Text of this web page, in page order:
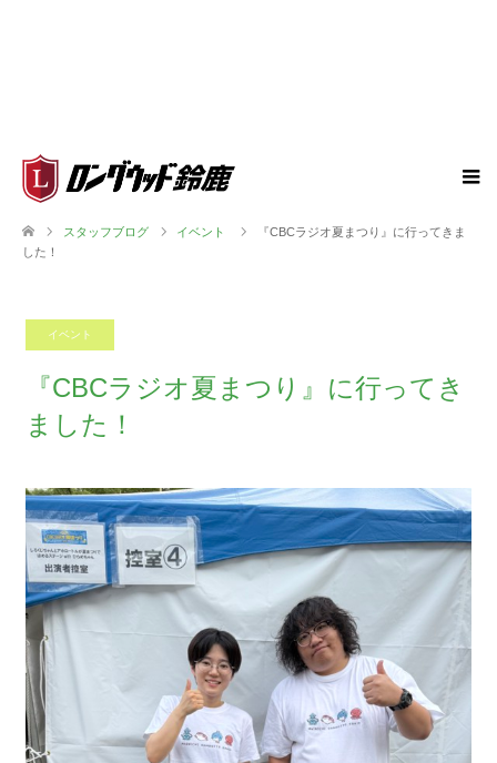
スタッフブログ イベント
『CBCラジオ夏まつり』に行ってきま
した！
イベント
『CBCラジオ夏まつり』に行ってき
ました！